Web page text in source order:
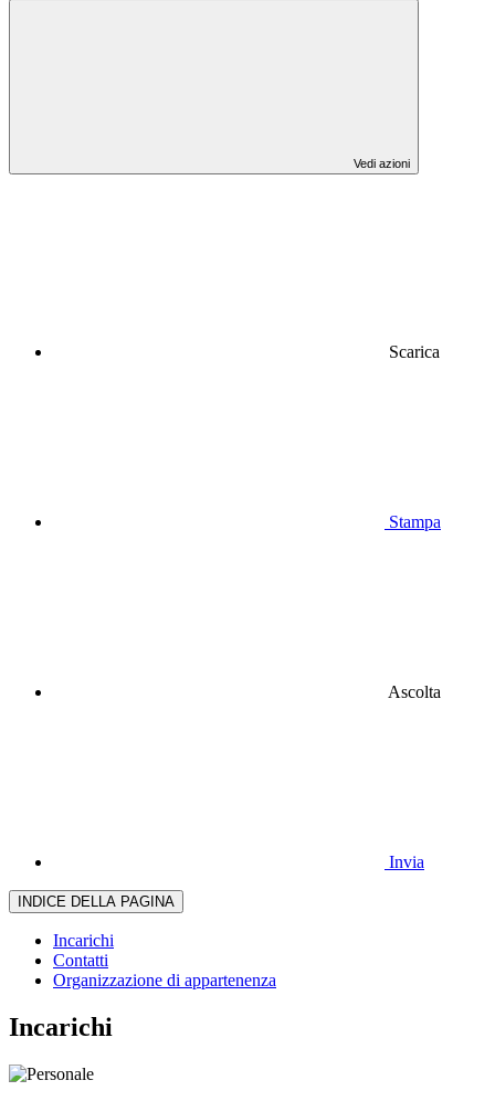
Vedi azioni
Scarica
Stampa
Ascolta
Invia
INDICE DELLA PAGINA
Incarichi
Contatti
Organizzazione di appartenenza
Incarichi